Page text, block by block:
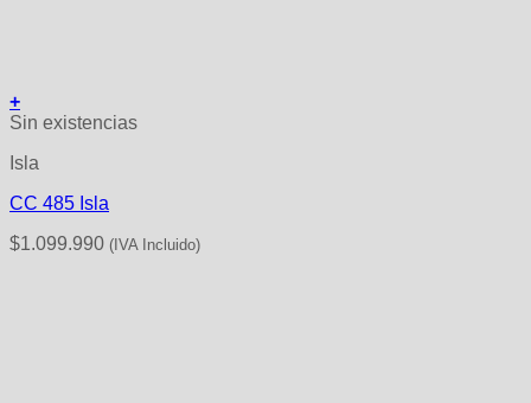
+
Sin existencias
Isla
CC 485 Isla
$1.099.990 (IVA Incluido)